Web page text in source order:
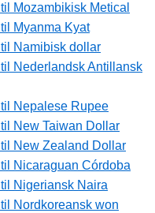
Mozambikisk Metical
Myanma Kyat
Namibisk dollar
Nederlandsk Antillansk
Nepalese Rupee
New Taiwan Dollar
New Zealand Dollar
Nicaraguan Córdoba
Nigeriansk Naira
Nordkoreansk won